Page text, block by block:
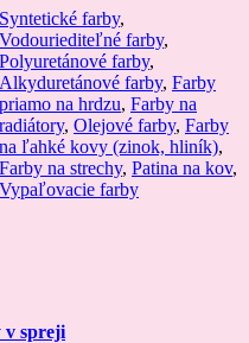
Syntetické farby,
Vodouriediteľné farby,
Polyuretánové farby,
Alkyduretánové farby, Farby
priamo na hrdzu, Farby na
radiátory, Olejové farby, Farby
na ľahké kovy (zinok, hliník),
Farby na strechy, Patina na kov,
Vypaľovacie farby
v spreji